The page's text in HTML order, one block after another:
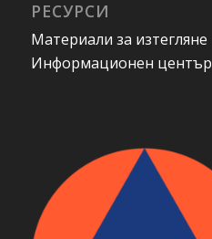
РЕСУРСИ
Материали за изтегляне
Информационен център